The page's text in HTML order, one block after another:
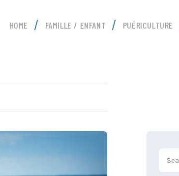
HOME / FAMILLE / ENFANT / PUÉRICULTURE